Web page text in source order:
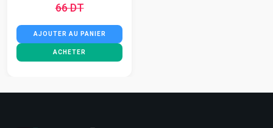
66 DT
AJOUTER AU PANIER
ACHETER